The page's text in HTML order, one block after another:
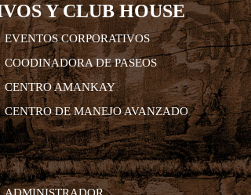
Y CLUB HOUSE
EVENTOS CORPORATIVOS
COODINADORA DE PASEOS
CENTRO AMANKAY
CENTRO DE MANEJO AVANZADO